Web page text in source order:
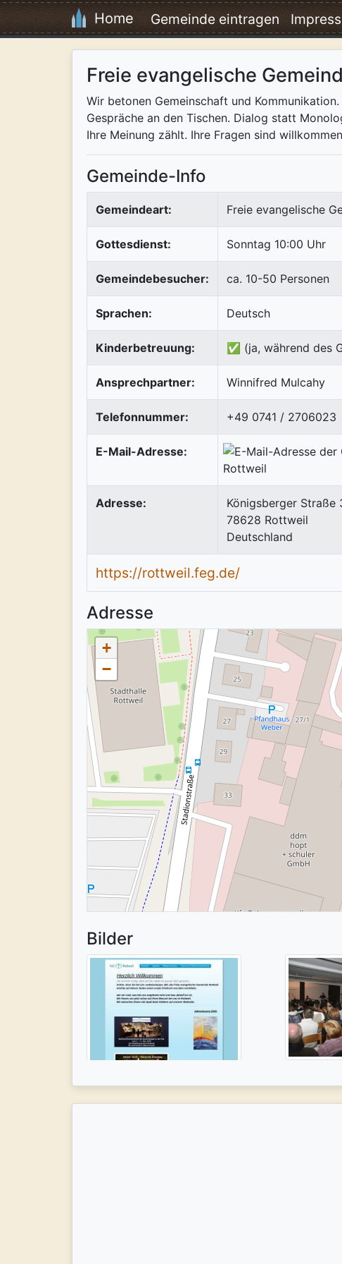
Home Gemeinde eintragen
Freie evangelische
Wir betonen Gemeinschaft und
Gespräche an den Tischen. Dialog statt
Ihre Meinung zählt. Ihre Fragen sind
Gemeinde-Info
Gemeindeart: Freie evangelische
Gottesdienst: Sonntag 10:00 Uhr
Gemeindebesucher: ca. 10-50 Personen
Sprachen: Deutsch
Kinderbetreuung: ✅ (ja, während des
Ansprechpartner: Winnifred Mulcahy
Telefonnummer: +49 0741 / 2706023
E-Mail-Adresse:
Adresse:
Königsberger Straße
78628 Rottweil
Deutschland
https://rottweil.feg.de/
Adresse
+
−
Bilder